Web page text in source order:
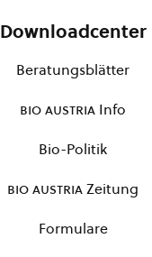
Downloadcenter
Beratungsblätter
bio austria Info
Bio-Politik
bio austriaZeitung
Formulare